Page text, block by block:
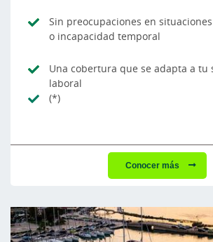
Sin preocupaciones en
o incapacidad temporal
Una cobertura que se adapta a tu
laboral
(*)
Conocer más